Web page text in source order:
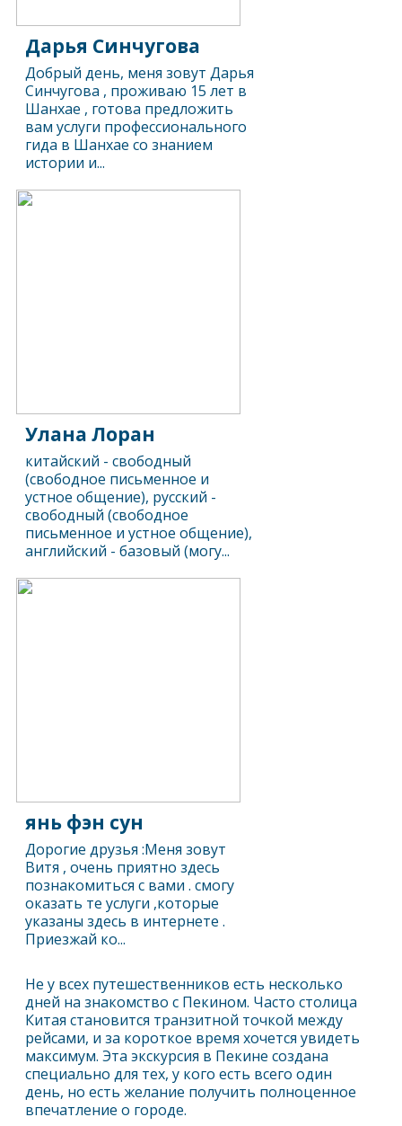
Не у всех путешественников есть несколько
дней на знакомство с Пекином. Часто столица
Китая становится транзитной точкой между
рейсами, и за короткое время хочется увидеть
максимум. Эта экскурсия в Пекине создана
специально для тех, у кого есть всего один
день, но есть желание получить полноценное
впечатление о городе.
Дарья Синчугова
Добрый день, меня зовут Дарья
Синчугова , проживаю 15 лет в
Шанхае , готова предложить
вам услуги профессионального
гида в Шанхае со знанием
истории и...
Улана Лоран
китайский - свободный
(свободное письменное и
устное общение), русский -
свободный (свободное
письменное и устное общение),
английский - базовый (могу...
янь фэн сун
Дорогие друзья :Меня зовут
Витя , очень приятно здесь
познакомиться с вами . смогу
оказать те услуги ,которые
указаны здесь в интернете .
Приезжай ко...